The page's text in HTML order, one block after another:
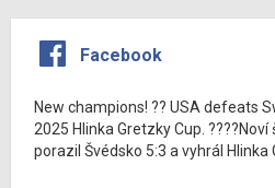
Facebook
New champions! ?? USA defeats
2025 Hlinka Gretzky Cup.
porazil Švédsko 5:3 a vyhrál Hlinka